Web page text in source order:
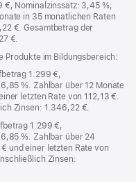
€, Nominalzinssatz: 3,45 %,
in 35 monatlichen Raten
€. Gesamtbetrag der
€.
Produkte im Bildungsbereich:
1.299 €,
%. Zahlbar über 12 Monate
letzten Rate von 112,13 €.
Zinsen: 1.346,22 €.
1.299 €,
%. Zahlbar über 24
und einer letzten Rate von
Zinsen: